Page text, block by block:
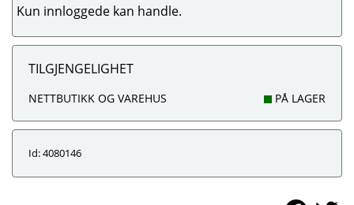
Kun innloggede kan handle.
TILGJENGELIGHET
NETTBUTIKK OG VAREHUS PÅ LAGER
Id: 4080146